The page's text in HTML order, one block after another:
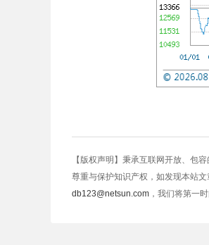
【版权声明】秉承互联网开放、包
尊重与保护知识产权，如发现本站
db123@netsun.com ，我们将第一